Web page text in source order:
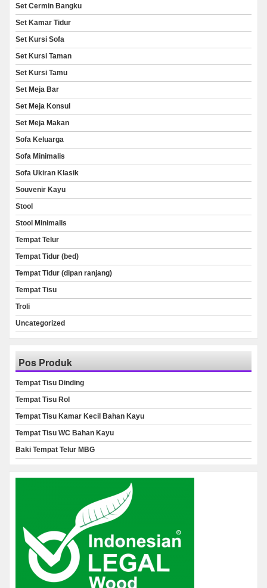
Set Cermin Bangku
Set Kamar Tidur
Set Kursi Sofa
Set Kursi Taman
Set Kursi Tamu
Set Meja Bar
Set Meja Konsul
Set Meja Makan
Sofa Keluarga
Sofa Minimalis
Sofa Ukiran Klasik
Souvenir Kayu
Stool
Stool Minimalis
Tempat Telur
Tempat Tidur (bed)
Tempat Tidur (dipan ranjang)
Tempat Tisu
Troli
Uncategorized
Pos Produk
Tempat Tisu Dinding
Tempat Tisu Rol
Tempat Tisu Kamar Kecil Bahan Kayu
Tempat Tisu WC Bahan Kayu
Baki Tempat Telur MBG